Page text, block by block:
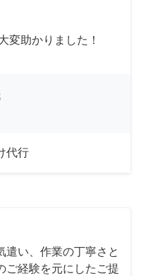
変助かりました！
代行
遣い、作業の丁寧さと
ご経験を元にしたご提